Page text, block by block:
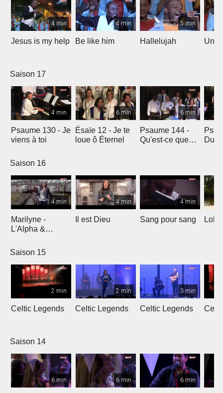
4 min
Jesus is my help
4 min
Be like him
5 min
Hallelujah Un
Saison 17
4 min
Psaume 130 - Je
viens à toi
6 min
Ésaïe 12 - Je te
loue ô Éternel
6 min
Psaume 144 -
Qu'est-ce que
Du
Saison 16
4 min
Marilyne -
L'Alpha &
4 min
Il est Dieu
4 min
Sang pour sang Lola
Saison 15
2 min
Celtic Legends
2 min
Celtic Legends
3 min
Celtic Legends
Saison 14
6 min 6 min 6 min